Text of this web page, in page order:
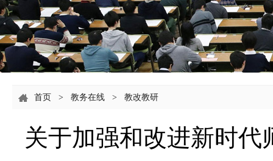
首页 > 教务在线 > 教改教研
关于加强和改进新时代